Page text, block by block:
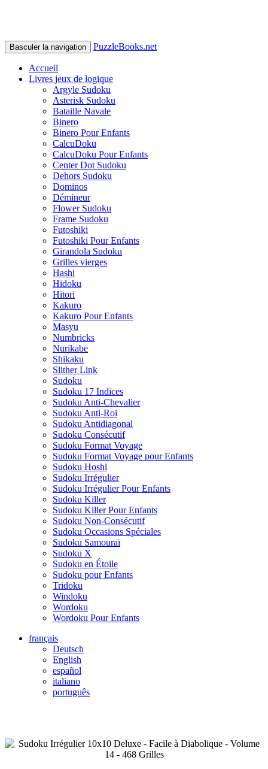
Basculer la navigation PuzzleBooks.net
Accueil
Livres jeux de logique
Argyle Sudoku
Asterisk Sudoku
Bataille Navale
Binero
Binero Pour Enfants
CalcuDoku
CalcuDoku Pour Enfants
Center Dot Sudoku
Dehors Sudoku
Dominos
Démineur
Flower Sudoku
Frame Sudoku
Futoshiki
Futoshiki Pour Enfants
Girandola Sudoku
Grilles vierges
Hashi
Hidoku
Hitori
Kakuro
Kakuro Pour Enfants
Masyu
Numbricks
Nurikabe
Shikaku
Slither Link
Sudoku
Sudoku 17 Indices
Sudoku Anti-Chevalier
Sudoku Anti-Roi
Sudoku Antidiagonal
Sudoku Consécutif
Sudoku Format Voyage
Sudoku Format Voyage pour Enfants
Sudoku Hoshi
Sudoku Irrégulier
Sudoku Irrégulier Pour Enfants
Sudoku Killer
Sudoku Killer Pour Enfants
Sudoku Non-Consécutif
Sudoku Occasions Spéciales
Sudoku Samouraï
Sudoku X
Sudoku en Étoile
Sudoku pour Enfants
Tridoku
Windoku
Wordoku
Wordoku Pour Enfants
français
Deutsch
English
español
italiano
português